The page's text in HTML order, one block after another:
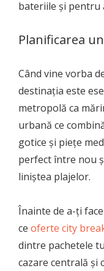
bateriile și pentru
Planificarea
Când vine vorba
destinația este
metropolă ca
urbană ce
gotice și piețe
perfect între nou
liniștea plajelor.
Înainte de a-ți
ce oferte city
dintre pachetele
cazare centrală